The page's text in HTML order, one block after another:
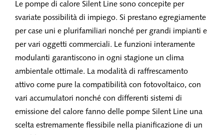
Le pompe di calore Silent Line sono concepite per
svariate possibilità di impiego. Si prestano egregiamente
per case uni e plurifamiliari nonché per grandi impianti e
per vari oggetti commerciali. Le funzioni interamente
modulanti garantiscono in ogni stagione un clima
ambientale ottimale. La modalità di raffrescamento
attivo come pure la compatibilità con fotovoltaico, con
vari accumulatori nonché con differenti sistemi di
emissione del calore fanno delle pompe Silent Line una
scelta estremamente flessibile nella pianificazione di un